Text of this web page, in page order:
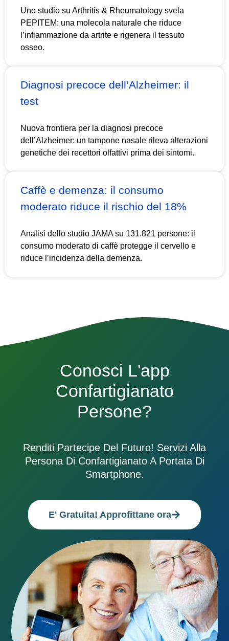
Uno studio su Arthritis & Rheumatology svela
PEPITEM: una molecola naturale che riduce
l’infiammazione da artrite e rigenera il tessuto
osseo.
Diagnosi precoce dell’Alzheimer: il
test
Nuova frontiera per la diagnosi precoce
dell’Alzheimer: un tampone nasale rileva alterazioni
genetiche dei recettori olfattivi prima dei sintomi.
Caffè e demenza: il consumo
moderato riduce il rischio del 18%
Analisi dello studio JAMA su 131.821 persone: il
consumo moderato di caffè protegge il cervello e
riduce l’incidenza della demenza.
Conosci L'app
Confartigianato
Persone?
Renditi Partecipe Del Futuro! Servizi Alla
Persona Di Confartigianato A Portata Di
Smartphone.
E' Gratuita! Approfittane ora